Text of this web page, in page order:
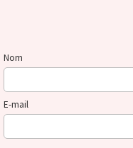
Nom
E-mail